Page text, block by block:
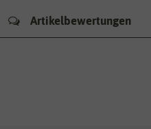
Artikelbewertungen